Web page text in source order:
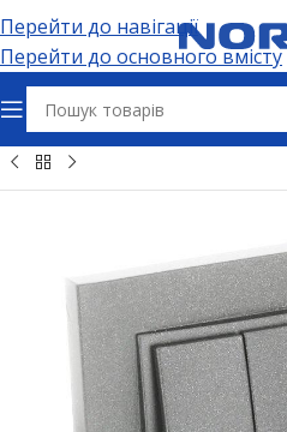
Перейти до навігації
Перейти до основного вмісту
Головна Електрофурнітура